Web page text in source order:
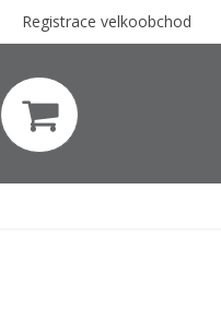
Registrace velkoobchod